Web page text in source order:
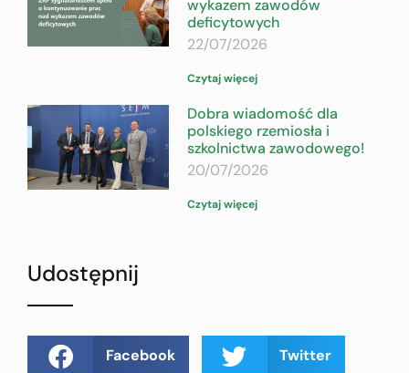
wykazem zawodów
deficytowych
22/07/2026
Czytaj więcej
Dobra wiadomość dla
polskiego rzemiosła i
szkolnictwa zawodowego!
20/07/2026
Czytaj więcej
Udostępnij
Facebook Twitter